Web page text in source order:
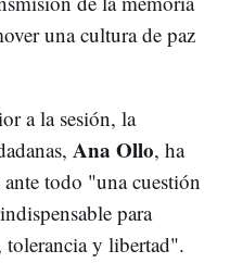
una cultura de paz
a la sesión, la
Ana Ollo, ha
todo "una cuestión
para
tolerancia y libertad".